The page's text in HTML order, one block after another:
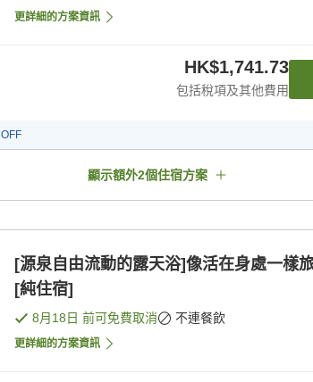
更詳細的方案資訊
HK$1,741.73
包括稅項及其他費用
OFF
顯示額外2個住宿方案
[源泉自由流動的露天浴]像活在身處一
[純住宿]
8月18日 前可免費取消 不連餐飲
更詳細的方案資訊